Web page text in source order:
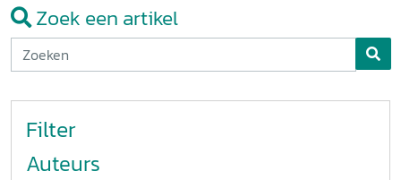
Zoek een artikel
Filter
Auteurs